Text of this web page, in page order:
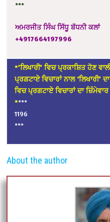
***
ਅਮਰਜੀਤ ਸਿੰਘ ਸਿੱਧੂ ਬੱਧਨੀ ਕਲਾਂ
+4917664197996
*’ਲਿਖਾਰੀ’ ਵਿਚ ਪ੍ਰਕਾਸ਼ਿਤ ਹੋਣ
ਪ੍ਰਗਟਾਏ ਵਿਚਾਰਾਂ ਨਾਲ
ਵਿਚ ਪ੍ਰਗਟਾਏ ਵਿਚਾਰਾਂ ਦਾ
****
1196
***
About the author